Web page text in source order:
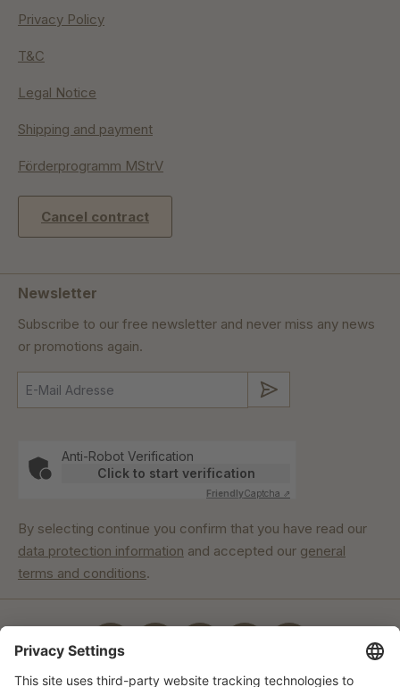
Privacy Policy
T&C
Legal Notice
Shipping and payment
Förderprogramm MStrV
Cancel contract
Newsletter
Subscribe to our free newsletter and never miss any news
or promotions again.
Anti-Robot Verification
Click to start verification
FriendlyCaptcha ⇗
By selecting continue you confirm that you have read our
data protection information and accepted our general
terms and conditions.